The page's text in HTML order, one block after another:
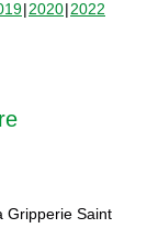
2020 2022
Gripperie Saint